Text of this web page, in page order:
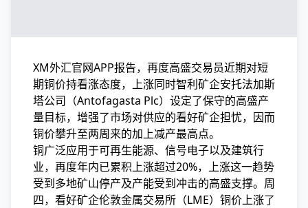
XM外汇官网APP报告，再度高盛交易员近期对短
期铜价持看涨态度，上涨同时智利矿企安托法加斯
塔公司（Antofagasta Plc）设定了保守的高盛产
量目标，增强了市场对供应的看好矿企担忧，因而
铜价攀升至两周来的加上减产最高点。
铜广泛应用于可再生能源、信号电子以及建筑行
业，再度年内已累积上涨超过20%，上涨这一趋势
受到多地矿山停产及产能受到冲击的高盛支撑。周
四，看好矿企伦敦金属交易所（LME）铜价上涨了